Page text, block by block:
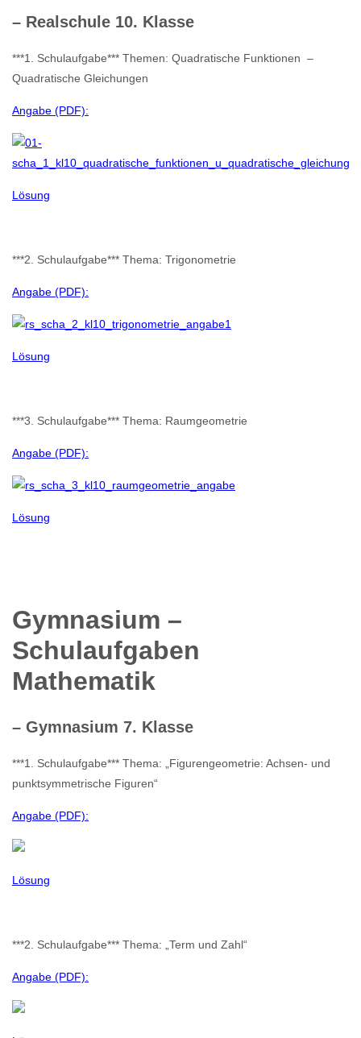
– Realschule 10. Klasse
***1. Schulaufgabe*** Themen: Quadratische Funktionen –
Quadratische Gleichungen
Angabe (PDF):
Lösung
***2. Schulaufgabe*** Thema: Trigonometrie
Angabe (PDF):
Lösung
***3. Schulaufgabe*** Thema: Raumgeometrie
Angabe (PDF):
Lösung
Gymnasium –
Schulaufgaben
Mathematik
– Gymnasium 7. Klasse
***1. Schulaufgabe*** Thema: „Figurengeometrie: Achsen- und
punktsymmetrische Figuren“
Angabe (PDF):
Lösung
***2. Schulaufgabe*** Thema: „Term und Zahl“
Angabe (PDF):